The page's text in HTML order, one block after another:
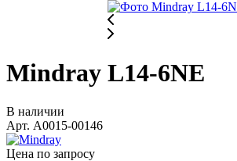
Mindray L14-6NE
В наличии
Арт. A0015-00146
Цена по запросу